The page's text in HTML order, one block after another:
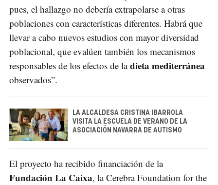
pues, el hallazgo no debería extrapolarse a otras
poblaciones con características diferentes. Habrá que
llevar a cabo nuevos estudios con mayor diversidad
poblacional, que evalúen también los mecanismos
responsables de los efectos de ladieta mediterránea
observados”.
LA ALCALDESA CRISTINA IBARROLA
VISITA LA ESCUELA DE VERANO DE LA
ASOCIACIÓN NAVARRA DE AUTISMO
El proyecto ha recibido financiación de la
Fundación La Caixa, la Cerebra Foundation for the